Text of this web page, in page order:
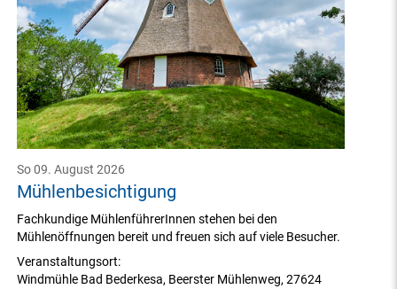
Mühlenbesichtigung
So 09. August 2026
Veranstaltungsort:
Windmühle Bad Bederkesa, Beerster Mühlenweg,27624
Fachkundige MühlenführerInnen stehen bei den
Mühlenöffnungen bereit und freuen sich auf viele Besucher.